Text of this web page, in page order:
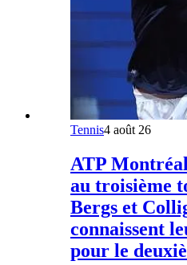
Tennis4 août 26
ATP
au troisième
Bergs et
connaissent
pour le